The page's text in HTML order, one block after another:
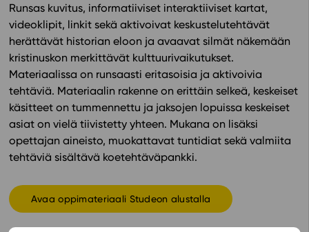
Runsas kuvitus, informatiiviset interaktiiviset kartat,
videoklipit, linkit sekä aktivoivat keskustelutehtävät
herättävät historian eloon ja avaavat silmät näkemään
kristinuskon merkittävät kulttuurivaikutukset.
Materiaalissa on runsaasti eritasoisia ja aktivoivia
tehtäviä. Materiaalin rakenne on erittäin selkeä, keskeiset
käsitteet on tummennettu ja jaksojen lopuissa keskeiset
asiat on vielä tiivistetty yhteen. Mukana on lisäksi
opettajan aineisto, muokattavat tuntidiat sekä valmiita
tehtäviä sisältävä koetehtäväpankki.
Avaa oppimateriaali Studeon alustalla